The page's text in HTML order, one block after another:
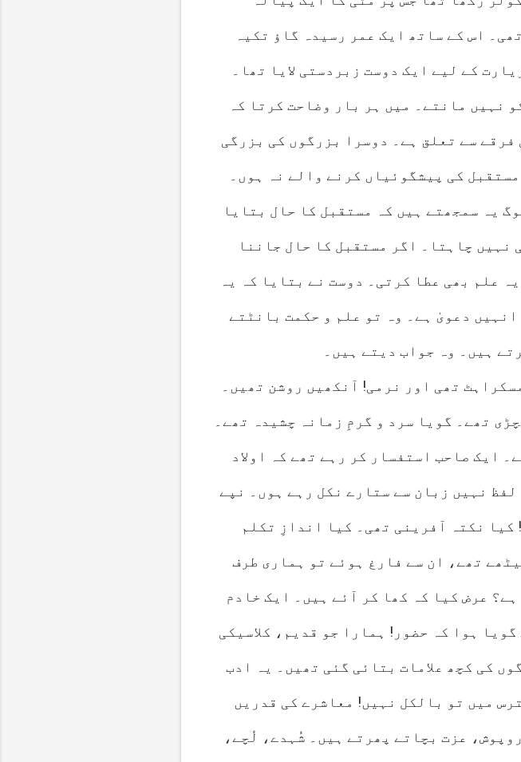
اس کے ساتھ ایک عمر رسیدہ گاؤ تکیہ
کے لیے ایک دوست زبردستی لایا تھا۔
نہیں مانتے۔ میں ہر بار وضاحت کرتا کہ
سے تعلق ہے۔ دوسرا بزرگوں کی بزرگی
کی پیشگوئیاں کرنے والے نہ ہوں۔
یہ سمجھتے ہیں کہ مستقبل کا حال بتایا
چاہتا۔ اگر مستقبل کا حال جاننا
علم بھی عطا کرتی۔ دوست نے بتایا کہ یہ
دعویٰ ہے۔ وہ تو علم و حکمت بانٹتے
ہیں۔ وہ جواب دیتے ہیں۔
تھی اور نرمی! آنکھیں روشن تھیں۔
تھے۔ گویا سرد و گرمِ زمانہ چشیدہ تھے۔
ایک صاحب استفسار کر رہے تھے کہ اولاد
نہیں زبان سے ستارے نکل رہے ہوں۔ نپے
نکتہ آفرینی تھی۔ کیا اندازِ تکلم
تھے، ان سے فارغ ہوئے تو ہماری طرف
عرض کیا کہ کھا کر آئے ہیں۔ ایک خادم
ہوا کہ حضور! ہمارا جو قدیم، کلاسیکی
کی کچھ علامات بتائی گئی تھیں۔ یہ ادب
میں تو بالکل نہیں! معاشرے کی قدریں
عزت بچاتے پھرتے ہیں۔ شُہدے، لُچے،